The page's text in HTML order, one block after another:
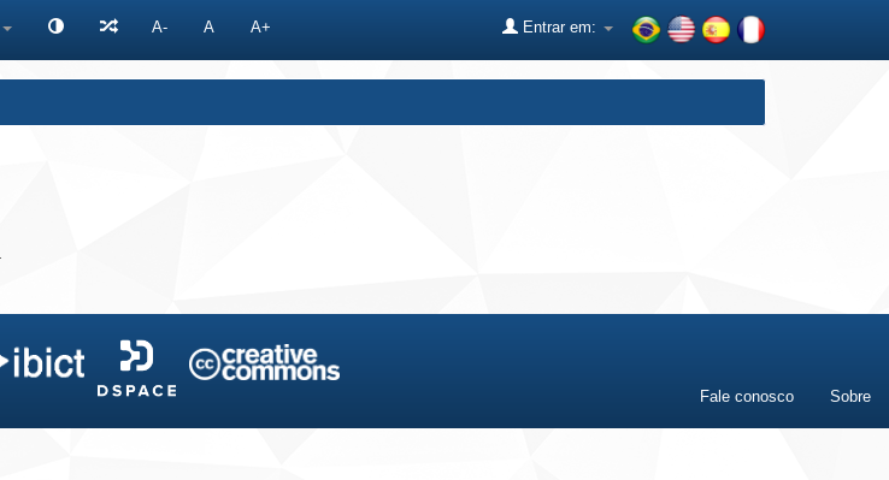
A- A A+ Entrar em:
Fale conosco Sobre